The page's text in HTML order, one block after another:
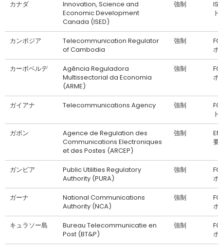
カナダ
Innovation, Science and
Economic Development
Canada (ISED)
強制
カンボジア
Telecommunication Regulator
of Cambodia
強制
カーボベルデ
Agência Reguladora
Multissectorial da Economia
(ARME)
強制
ガイアナ Telecommunications Agency 強制
ガボン
Agence de Regulation des
Communications Electroniques
et des Postes (ARCEP)
強制
ガンビア
Public Utilities Regulatory
Authority (PURA)
強制
ガーナ
National Communications
Authority (NCA)
強制
キュラソー島
Bureau Telecommunicatie en
Post (BT&P)
強制